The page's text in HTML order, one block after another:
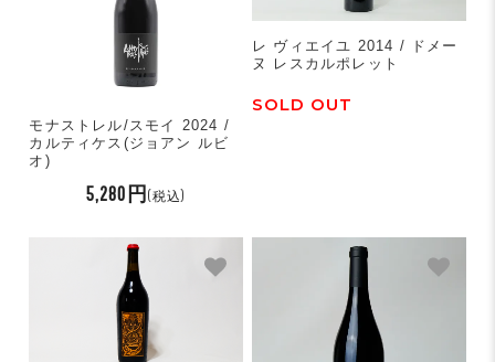
モナストレル/スモイ 2024 /
カルティケス(ジョアン ルビ
オ)
5,280円 (税込)
レ ヴィエイユ 2014 / ドメー
ヌ レスカルポレット
SOLD OUT